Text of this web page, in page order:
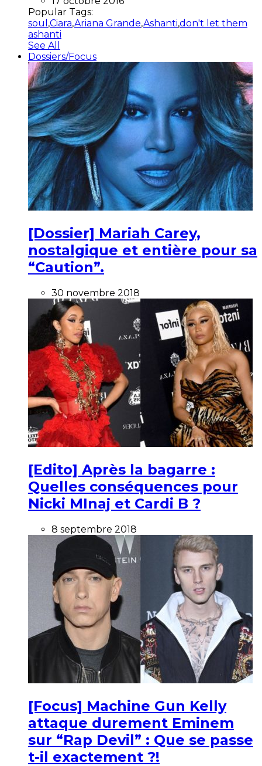
Popular Tags:
soul ,Ciara,Ariana Grande,Ashanti,don't let them
ashanti
See All
Dossiers/Focus
[Dossier] Mariah Carey,
nostalgique et entière pour sa
“Caution”.
30 novembre 2018
[Edito] Après la bagarre :
Quelles conséquences pour
Nicki MInaj et Cardi B ?
8 septembre 2018
[Focus] Machine Gun Kelly
attaque durement Eminem
sur “Rap Devil” : Que se passe
t-il exactement ?!